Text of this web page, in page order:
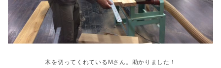
木を切ってくれているMさん。助かりました！